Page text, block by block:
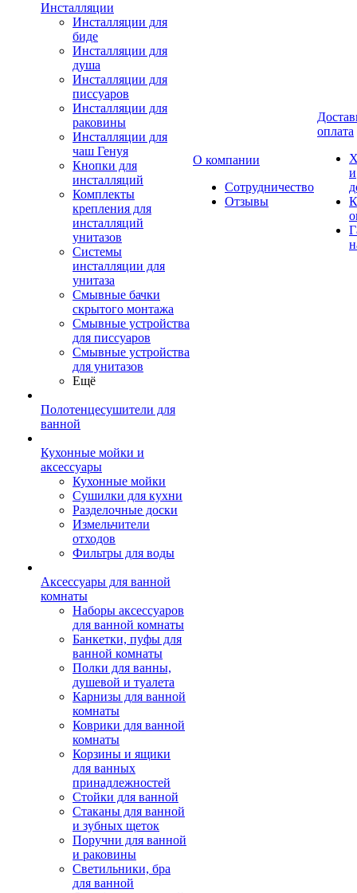
Инсталляции
Инсталляции для
биде
Инсталляции для
душа
Инсталляции для
писсуаров
Инсталляции для
раковины
Инсталляции для
чаш Генуя
Кнопки для
инсталляций
Комплекты
крепления для
инсталляций
унитазов
Системы
инсталляции для
унитаза
Смывные бачки
скрытого монтажа
Смывные устройства
для писсуаров
Смывные устройства
для унитазов
Ещё
Полотенцесушители для
ванной
Кухонные мойки и
аксессуары
Кухонные мойки
Сушилки для кухни
Разделочные доски
Измельчители
отходов
Фильтры для воды
Аксессуары для ванной
комнаты
Наборы аксессуаров
для ванной комнаты
Банкетки, пуфы для
ванной комнаты
Полки для ванны,
душевой и туалета
Карнизы для ванной
комнаты
Коврики для ванной
комнаты
Корзины и ящики
для ванных
принадлежностей
Стойки для ванной
Стаканы для ванной
и зубных щеток
Поручни для ванной
и раковины
Светильники, бра
для ванной
О компании
Сотрудничество
Отзывы
оплата
и